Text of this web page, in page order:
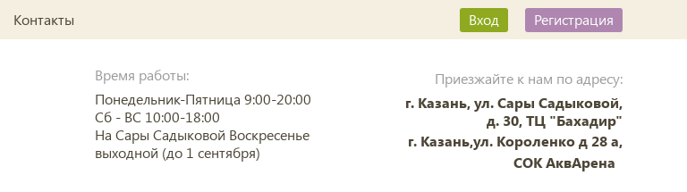
Контакты Вход Регистрация
Время работы:
Понедельник-Пятница 9:00-20:00
Сб - ВС 10:00-18:00
На Сары Садыковой Воскресенье
выходной (до 1 сентября)
Приезжайте к нам по адресу:
г. Казань, ул. Сары Садыковой,
д. 30, ТЦ "Бахадир"
г. Казань,ул. Короленко д 28 а,
СОК АквАрена